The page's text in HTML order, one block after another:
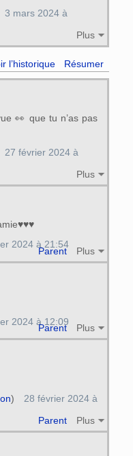
Plus
3 mars 2024 à
l’historique Résumer
👀 que tu n’as pas
Plus
27 février 2024 à
Parent Plus
2024 à 21:54
Parent Plus
2024 à 12:09
Parent Plus
)
28 février 2024 à